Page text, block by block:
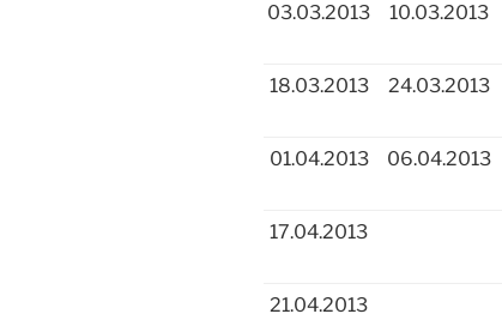
03.03.2013 10.03.2013
18.03.2013 24.03.2013
01.04.2013 06.04.2013
17.04.2013
21.04.2013